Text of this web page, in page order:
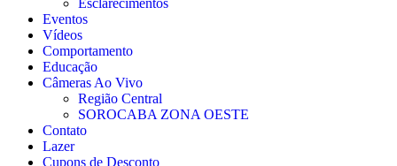
Esclarecimentos
Eventos
Vídeos
Comportamento
Educação
Câmeras Ao Vivo
Região Central
SOROCABA ZONA OESTE
Contato
Lazer
Cupons de Desconto